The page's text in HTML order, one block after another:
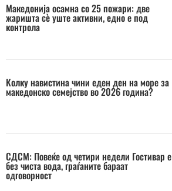
Македонија осамна со 25 пожари: две
жаришта сè уште активни, едно е под
контрола
Колку навистина чини еден ден на море за
македонско семејство во 2026 година?
СДСМ: Повеќе од четири недели Гостивар е
без чиста вода, граѓаните бараат
одговорност